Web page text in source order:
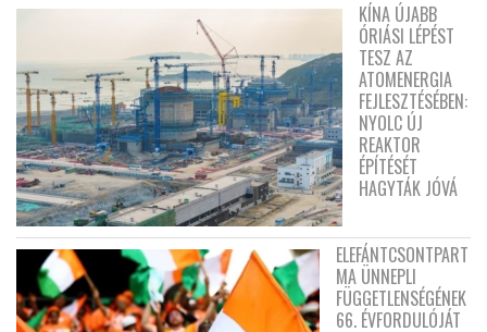
KÍNA ÚJABB
ÓRIÁSI LÉPÉST
TESZ AZ
ATOMENERGIA
FEJLESZTÉSÉBEN:
NYOLC ÚJ
REAKTOR
ÉPÍTÉSÉT
HAGYTÁK JÓVÁ
ELEFÁNTCSONTPART
MA ÜNNEPLI
FÜGGETLENSÉGÉNEK
66. ÉVFORDULÓJÁT